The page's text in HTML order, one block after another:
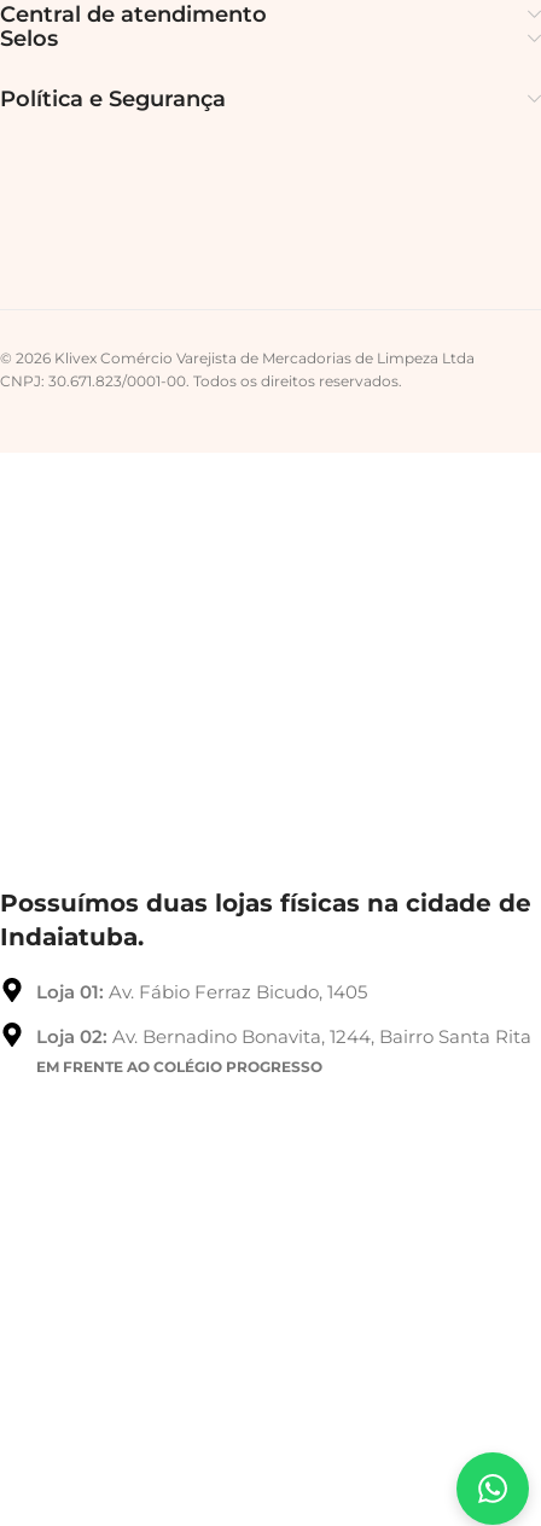
Central de atendimento
Selos
Política e Segurança
© 2026 Klivex Comércio Varejista de Mercadorias de Limpeza Ltda
CNPJ: 30.671.823/0001-00. Todos os direitos reservados.
Possuímos duas lojas físicas na cidade de
Indaiatuba.
Loja 01: Av. Fábio Ferraz Bicudo, 1405
Loja 02: Av. Bernadino Bonavita, 1244, Bairro Santa Rita
EM FRENTE AO COLÉGIO PROGRESSO